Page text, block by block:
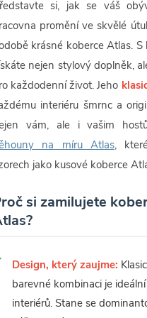
si, jak se váš
promění ve skvělé
krásné koberce Atlas.
nejen stylový doplněk,
každodenní život. Jeho
interiéru šmrnc a
vám, ale i vašim
na míru Atlas,
jako kusové koberce
si zamilujete
Design, který zaujme:
barevné kombinaci je
interiérů. Stane se